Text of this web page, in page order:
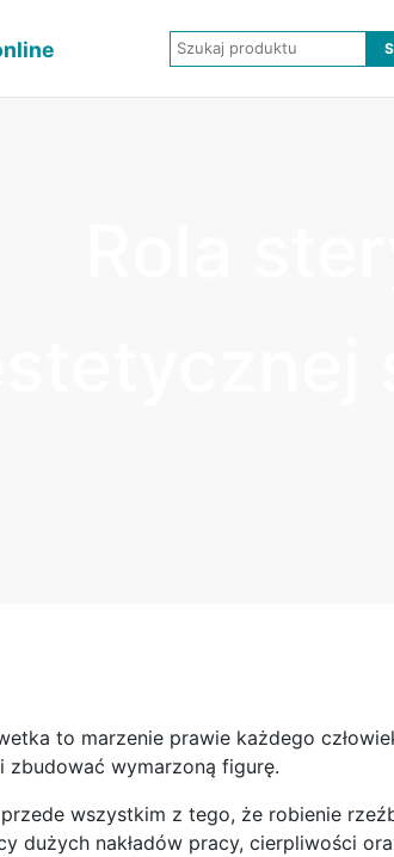
to marzenie prawie każdego
zbudować wymarzoną figurę.
wszystkim z tego, że robienie
dużych nakładów pracy, cierpliwości